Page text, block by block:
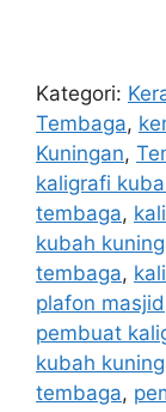
Kategori:
Tembaga,
Kuningan,
kaligrafi
tembaga,
kubah
tembaga,
plafon masjid
pembuat
kubah
tembaga,